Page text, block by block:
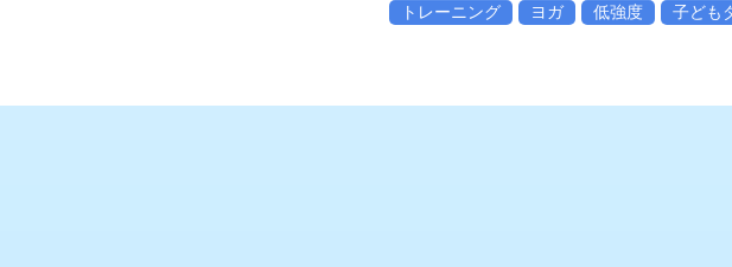
トレーニング ヨガ 低強度 子ども